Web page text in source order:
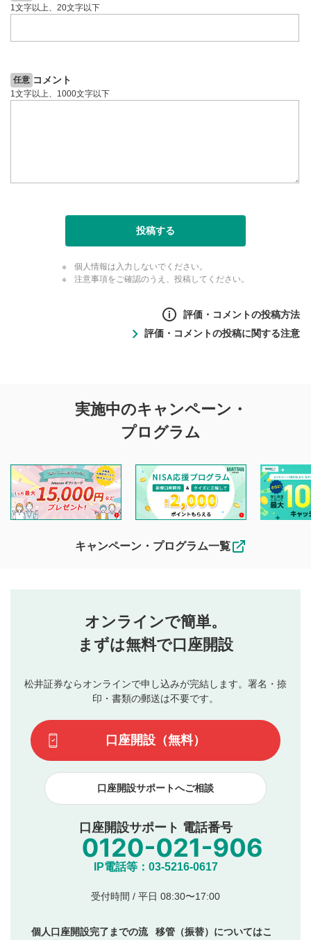
1文字以上、20文字以下
任意 コメント
1文字以上、1000文字以下
投稿する
個人情報は入力しないでください。
注意事項をご確認のうえ、投稿してください。
評価・コメントの投稿方法
投稿するボタン
星で評価をすると投稿できます。（お名前とコメント
3
動画の評価
です）
評価・コメントの投稿に関する注意
投稿に関する注意
を目的として、各動画コンテンツに、評価およびコメントの
投稿ができます。利用者は以下の注意事項をご理解のうえ、
閲覧および投稿を行うものとしてください。
他の利用者が動画を視聴される際の参考になるコメントをお
待ちしております。
なお、投稿をもって、本注意事項に同意されたものとみなし
行ってください。
当社は、利用者同士、もしくは利用者と第三者間のトラ
ブルによって生じた損害に対して一切の責任を負いませ
評価およびコメントは当社にて審査のうえ、掲載となり
ます。掲載されるまでに日数がかかる場合や掲載されない
てはお答えできません。各動画コンテンツへの掲載をもっ
て結果のご連絡といたします。ご了承ください。
下記の項目に該当すると判断された投稿内容は、掲載を
見合わせる場合がございます。
本動画コンテンツとは無関係の内容の投稿
他者への誹謗中傷や差別的表現投稿
公序良俗に反する内容の投稿
氏名、住所、電話番号など個人を特定できる情報の
他のサイトへの誘導や営利目的、広告・宣伝を目
他者の権利（商標、著作権、その他の知的財産
実施中のキャンペーン・
プログラム
キャンペーン・プログラム一覧
オンラインで簡単。
まずは無料で口座開設
松井証券ならオンラインで申し込みが完結します。署名・捺
印・書類の郵送は不要です。
口座開設（無料）
口座開設サポートへご相談
口座開設サポート 電話番号
IP電話等：03-5216-0617
受付時間 / 平日 08:30〜17:00
個人口座開設完了までの流
移管（振替）についてはこ